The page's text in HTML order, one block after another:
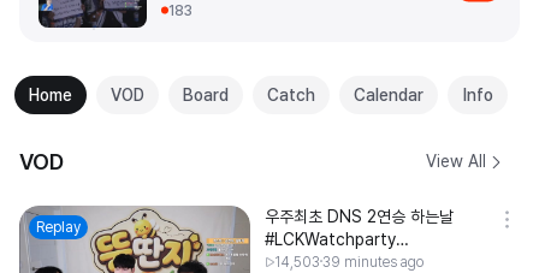
183
Home VOD Board Catch Calendar Info
VOD View All
Replay
우주최초 DNS 2연승 하는날
#LCKWatchparty
#LPLCostream (감컴/뚱딴지)
14,503 39 minutes ago